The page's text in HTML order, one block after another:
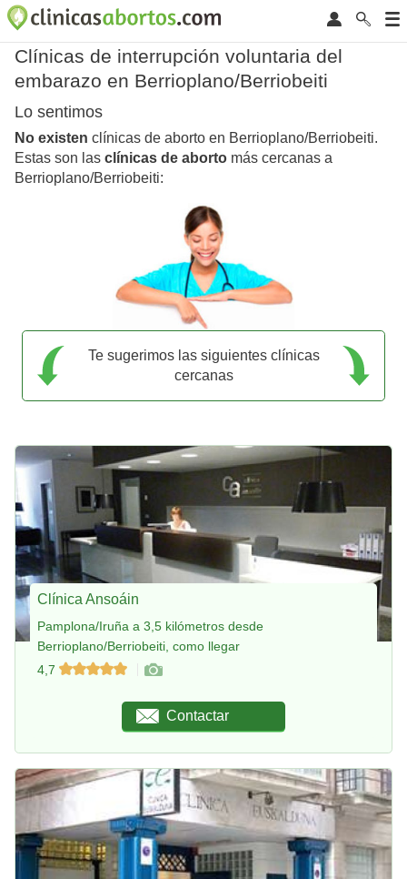
Clínicas de interrupción voluntaria del
embarazo en Berrioplano/Berriobeiti
Lo sentimos
No existen clínicas de aborto en Berrioplano/Berriobeiti.
Estas son las clínicas de aborto más cercanas a
Berrioplano/Berriobeiti:
Te sugerimos las siguientes clínicas
cercanas
Clínica Ansoáin
Pamplona/Iruña a 3,5 kilómetros desde
Berrioplano/Berriobeiti, como llegar
4,7
Contactar